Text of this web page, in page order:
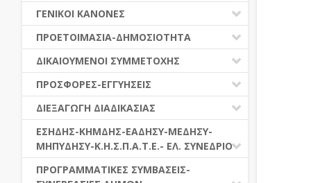
ΔΙΑΔΙΚΑΣΙΕΣ ΑΝΑΘΕΣΗΣ
ΣΥΓΚΕΝΤΡΩΤΙΚΕΣ ΔΙΑΔΙΚΑΣΙΕΣ
ΑΝΑΘΕΣΗΣ
ΠΙΝΑΚΕΣ ΔΗΜΟΣΝΕΤ
ΓΕΝΙΚΟΙ ΚΑΝΟΝΕΣ
ΠΕΔΙΟ ΕΦΑΡΜΟΓΗΣ-ΕΝΑΡΞΗ ΙΣΧΥΟΣ
ΗΛΕΚΤΡΟΝΙΚΑ ΜΕΣΑ
ΓΕΝΙΚΕΣ ΑΡΧΕΣ ΚΑΙ ΚΑΝΟΝΕΣ
ΑΞΙΑ ΣΥΜΒΑΣΗΣ
ΕΙΔΗ ΣΥΜΒΑΣΕΩΝ
ΔΙΑΦΟΡΑ
ΠΡΟΕΤΟΙΜΑΣΙΑ-ΔΗΜΟΣΙΟΤΗΤΑ
ΓΝΩΜΟΔΟΤΙΚΑ ΟΡΓΑΝΑ-ΕΠΙΤΡΟΠΕΣ
ΠΡΟΕΤΟΙΜΑΣΙΑ
ΕΓΓΡΑΦΑ ΤΗΣ ΣΥΜΒΑΣΗΣ
ΔΗΜΟΣΙΕΥΣΕΙΣ
ΕΝΑΡΞΗ-ΠΡΟΘΕΣΜΙΕΣ
ΔΙΚΑΙΟΥΜΕΝΟΙ ΣΥΜΜΕΤΟΧΗΣ
ΔΙΚΑΙΟΥΜΕΝΟΙ ΣΥΜΜΕΤΟΧΗΣ
ΚΡΙΤΗΡΙΑ ΕΠΙΛΟΓΗΣ
ΛΟΓΟΙ ΑΠΟΚΛΕΙΣΜΟΥ
ΔΙΚΑΙΟΛΟΓΗΤΙΚΑ ΛΟΓΩΝ
ΑΠΟΚΛΕΙΣΜΟΥ & ΚΡΙΤΗΡΙΩΝ
ΕΠΙΛΟΓΗΣ
ΕΕΕΣ
ΠΡΟΣΦΟΡΕΣ-ΕΓΓΥΗΣΕΙΣ
ΕΓΓΥΗΣΕΙΣ
ΠΡΟΣΦΟΡΕΣ
ΔΙΕΞΑΓΩΓΗ ΔΙΑΔΙΚΑΣΙΑΣ
ΑΞΙΟΛΟΓΗΣΗ ΚΑΙ ΑΝΑΘΕΣΗ
ΑΠΟΤΕΛΕΣΜΑ ΔΙΑΔΙΚΑΣΙΑΣ
ΠΡΟΣΦΥΓΕΣ-ΕΝΣΤΑΣΕΙΣ
ΕΣΗΔΗΣ-ΚΗΜΔΗΣ-ΕΑΔΗΣΥ-ΜΕΔΗΣΥ-
ΜΗΠΥΔΗΣΥ-Κ.Η.Σ.Π.Α.Τ.Ε.- ΕΛ. ΣΥΝΕΔΡΙΟ
ΕΑΑΔΗΣΥ
ΠΡΟΓΡΑΜΜΑΤΙΚΕΣ ΣΥΜΒΑΣΕΙΣ-